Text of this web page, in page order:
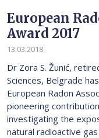
European
Award 2017
13.03.2018
Dr Zora S. Žunić,
Sciences, Belgrade
European Radon
pioneering
investigating the
natural radioactive